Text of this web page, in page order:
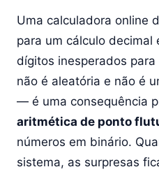
Uma calculadora online
para um cálculo decimal
dígitos inesperados
não é aleatória e não é
— é uma consequência
aritmética de ponto
números em binário.
sistema, as surpresas